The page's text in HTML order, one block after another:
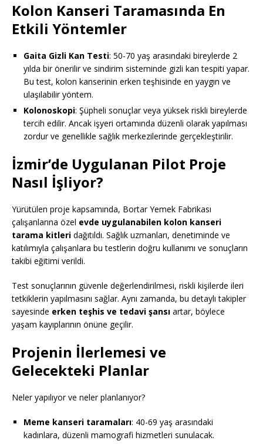
Kolon Kanseri Taramasında En
Etkili Yöntemler
Gaita Gizli Kan Testi: 50-70 yaş arasındaki bireylerde 2
yılda bir önerilir ve sindirim sisteminde gizli kan tespiti yapar.
Bu test, kolon kanserinin erken teşhisinde en yaygın ve
ulaşılabilir yöntem.
Kolonoskopi: Şüpheli sonuçlar veya yüksek riskli bireylerde
tercih edilir. Ancak işyeri ortamında düzenli olarak yapılması
zordur ve genellikle sağlık merkezilerinde gerçekleştirilir.
İzmir’de Uygulanan Pilot Proje
Nasıl İşliyor?
Yürütülen proje kapsamında, Bortar Yemek Fabrikası
çalışanlarına özel evde uygulanabilen kolon kanseri
tarama kitleri dağıtıldı. Sağlık uzmanları, denetiminde ve
katılımıyla çalışanlara bu testlerin doğru kullanımı ve sonuçların
takibi eğitimi verildi.
Test sonuçlarının güvenle değerlendirilmesi, riskli kişilerde ileri
tetkiklerin yapılmasını sağlar. Aynı zamanda, bu detaylı takipler
sayesinde erken teşhis ve tedavi şansı artar, böylece
yaşam kayıplarının önüne geçilir.
Projenin İlerlemesi ve
Gelecekteki Planlar
Neler yapılıyor ve neler planlanıyor?
Meme kanseri taramaları: 40-69 yaş arasındaki
kadınlara, düzenli mamografi hizmetleri sunulacak.